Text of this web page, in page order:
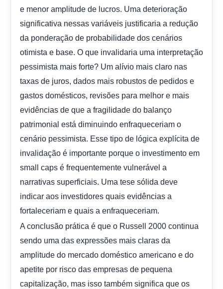
e menor amplitude de lucros. Uma deterioração
significativa nessas variáveis ​​justificaria a redução
da ponderação de probabilidade dos cenários
otimista e base. O que invalidaria uma interpretação
pessimista mais forte? Um alívio mais claro nas
taxas de juros, dados mais robustos de pedidos e
gastos domésticos, revisões para melhor e mais
evidências de que a fragilidade do balanço
patrimonial está diminuindo enfraqueceriam o
cenário pessimista. Esse tipo de lógica explícita de
invalidação é importante porque o investimento em
small caps é frequentemente vulnerável a
narrativas superficiais. Uma tese sólida deve
indicar aos investidores quais evidências a
fortaleceriam e quais a enfraqueceriam.
A conclusão prática é que o Russell 2000 continua
sendo uma das expressões mais claras da
amplitude do mercado doméstico americano e do
apetite por risco das empresas de pequena
capitalização, mas isso também significa que os